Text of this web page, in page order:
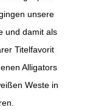
unsere
und damit als
Titelfavorit
Alligators
Weste in